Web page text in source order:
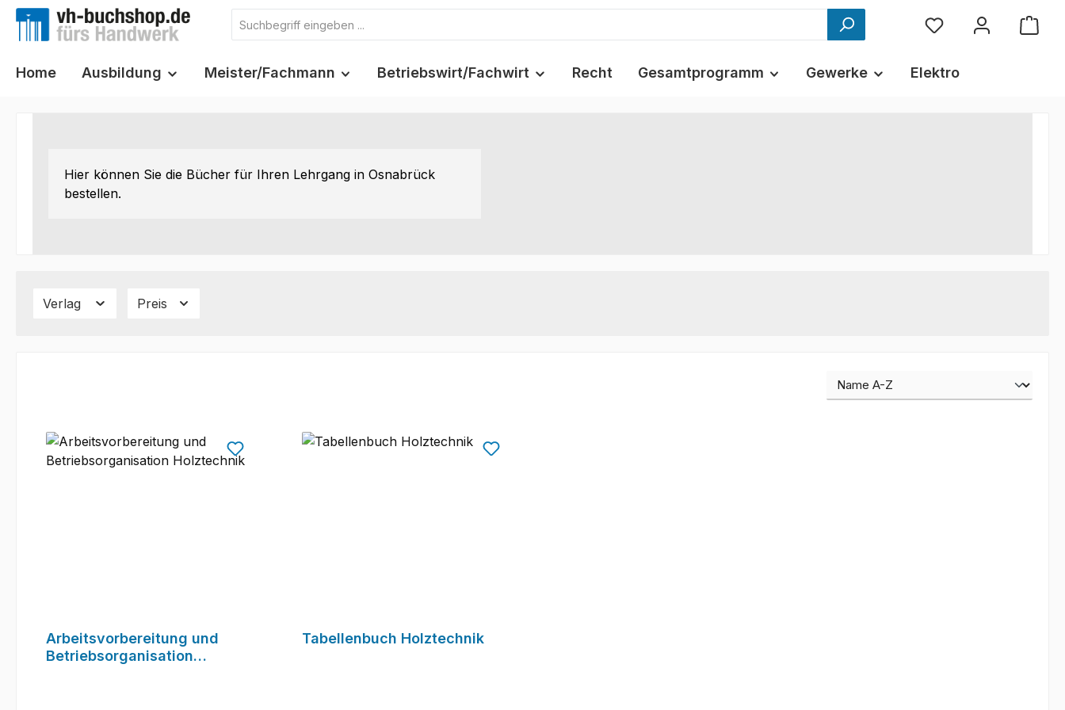
Hauptinhalt springen
Zur Suche springen
Zur Hauptnavigation springen
Home Ausbildung Meister/Fachmann Betriebswirt/Fachwirt Recht Gesamtprogramm Gewerke Elektro
Hier können Sie die Bücher für Ihren Lehrgang in Osnabrück
bestellen.
Verlag Preis
Arbeitsvorbereitung und
Betriebsorganisation
Tabellenbuch Holztechnik